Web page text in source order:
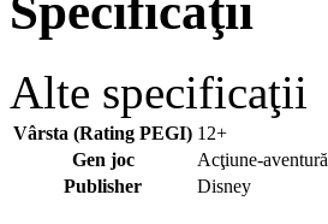
Specificaţii
Alte specificaţii
Vârsta (Rating PEGI) 12+
Gen joc
Acţiune-aventură
Publisher
Disney